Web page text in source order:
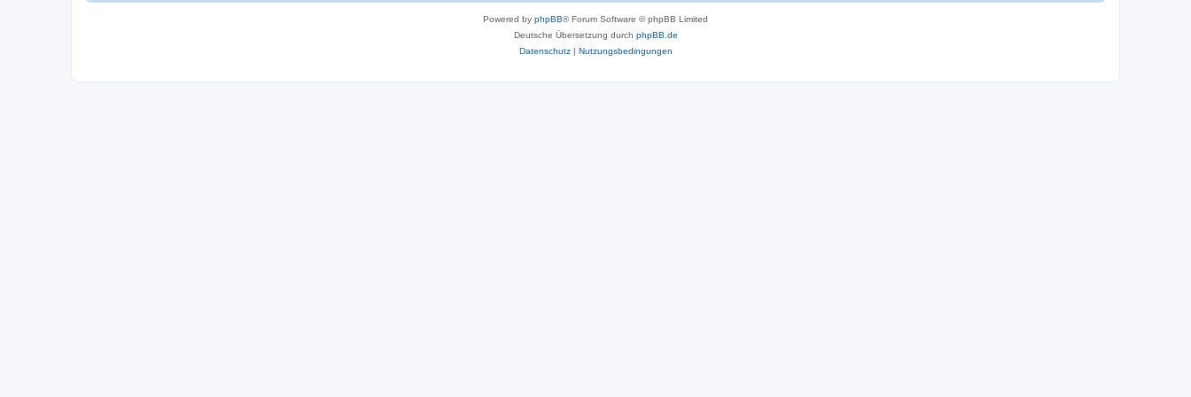
Powered by phpBB® Forum Software © phpBB Limited
Deutsche Übersetzung durch phpBB.de
Datenschutz| Nutzungsbedingungen